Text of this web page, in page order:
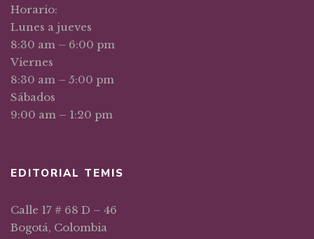
Horario:
Lunes a jueves
8:30 am – 6:00 pm
Viernes
8:30 am – 5:00 pm
Sábados
9:00 am – 1:20 pm
EDITORIAL TEMIS
Calle 17 # 68 D – 46
Bogotá, Colombia